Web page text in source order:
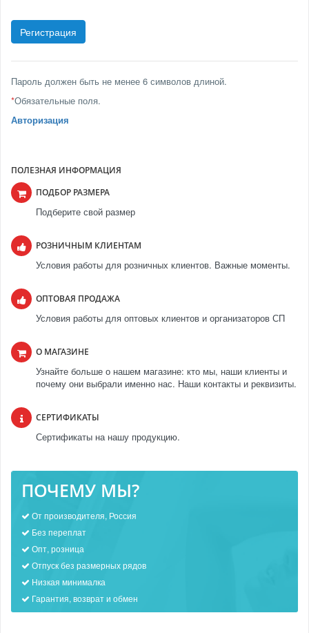
Пароль должен быть не менее 6 символов длиной.
*Обязательные поля.
Авторизация
ПОЛЕЗНАЯ ИНФОРМАЦИЯ
ПОДБОР РАЗМЕРА
Подберите свой размер
РОЗНИЧНЫМ КЛИЕНТАМ
Условия работы для розничных клиентов. Важные моменты.
ОПТОВАЯ ПРОДАЖА
Условия работы для оптовых клиентов и организаторов СП
О МАГАЗИНЕ
Узнайте больше о нашем магазине: кто мы, наши клиенты и
почему они выбрали именно нас. Наши контакты и реквизиты.
СЕРТИФИКАТЫ
Сертификаты на нашу продукцию.
ПОЧЕМУ МЫ?
От производителя, Россия
Без переплат
Опт, розница
Отпуск без размерных рядов
Низкая минималка
Гарантия, возврат и обмен